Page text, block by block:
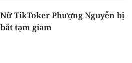
Nữ TikToker Phượng Nguyễn bị
bắt tạm giam